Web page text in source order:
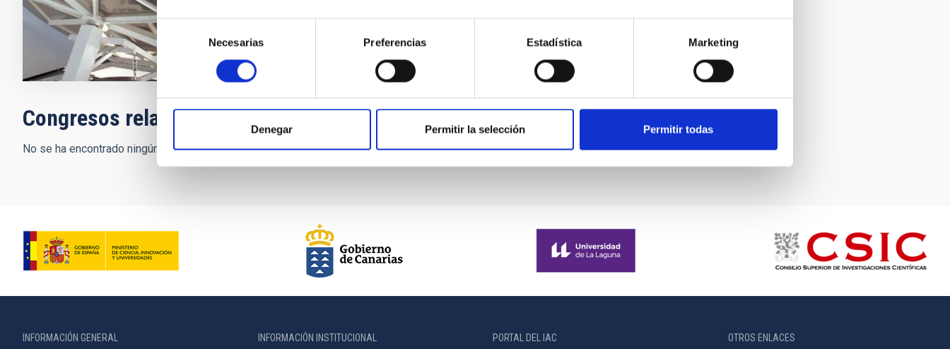
Selección
de
consentimiento
Necesarias Preferencias Estadística Marketing
Denegar Permitir la selección Permitir todas
Congresos relacionados
No se ha encontrado ningún resultado.
INFORMACIÓN GENERAL INFORMACIÓN INSTITUCIONAL PORTAL DEL IAC OTROS ENLACES